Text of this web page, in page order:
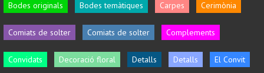
Bodes originals Bodes temàtiques Carpes Cerimònia
Comiats de solter Comiats de solter Complements
Convidats Decoració floral Detalls Detalls El Convit